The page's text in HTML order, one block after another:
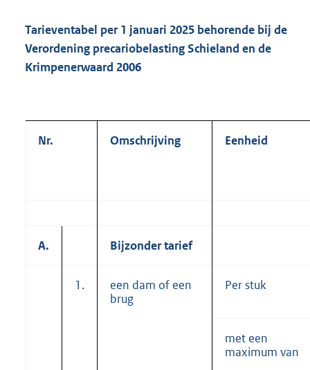
Tarieventabel per 1 januari 2025 behorende bij de
Verordening precariobelasting Schieland en de
Krimpenerwaard 2006
Nr. Omschrijving Eenheid
A. Bijzonder tarief
1.
een dam of een
brug
Per stuk
met een
maximum van